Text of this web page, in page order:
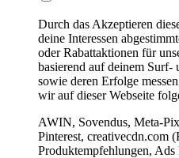
Durch das Akzeptieren
deine Interessen
oder Rabattaktionen für
basierend auf deinem Surf-
sowie deren Erfolge
wir auf dieser Webseite
AWIN, Sovendus, Meta-
Pinterest, creativecdn.com
Produktempfehlungen, Ads